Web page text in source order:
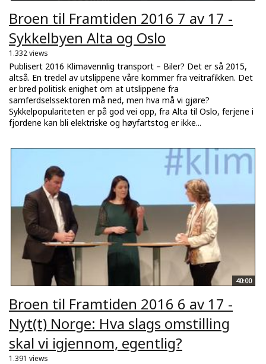
Broen til Framtiden 2016 7 av 17 -
Sykkelbyen Alta og Oslo
1.332 views
Publisert 2016 Klimavennlig transport – Biler? Det er så 2015,
altså. En tredel av utslippene våre kommer fra veitrafikken. Det
er bred politisk enighet om at utslippene fra
samferdselssektoren må ned, men hva må vi gjøre?
Sykkelpopulariteten er på god vei opp, fra Alta til Oslo, ferjene i
fjordene kan bli elektriske og høyfartstog er ikke...
40:00
Broen til Framtiden 2016 6 av 17 -
Nyt(t) Norge: Hva slags omstilling
skal vi igjennom, egentlig?
1.391 views